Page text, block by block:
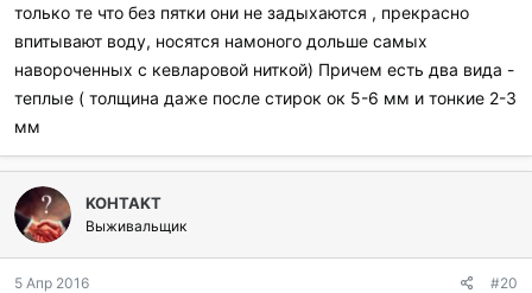
только те что без пятки они не задыхаются , прекрасно
впитывают воду, носятся намоного дольше самых
навороченных с кевларовой ниткой) Причем есть два вида -
теплые ( толщина даже после стирок ок 5-6 мм и тонкие 2-3
мм
KOHTAKT
Выживальщик
5 Апр 2016 #20